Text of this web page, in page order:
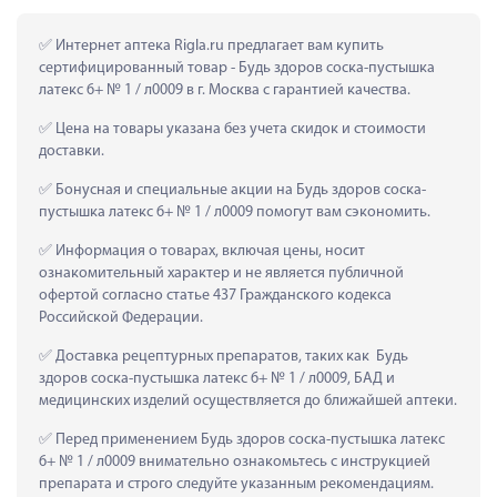
Интернет аптека Rigla.ru предлагает вам купить
сертифицированный товар - Будь здоров соска-пустышка
латекс 6+ № 1 / л0009 в г. Москва с гарантией качества.
Цена на товары указана без учета скидок и стоимости
доставки.
Бонусная и специальные акции на Будь здоров соска-
пустышка латекс 6+ № 1 / л0009 помогут вам сэкономить.
Информация о товарах, включая цены, носит
ознакомительный характер и не является публичной
офертой согласно статье 437 Гражданского кодекса
Российской Федерации.
Доставка рецептурных препаратов, таких как  Будь
здоров соска-пустышка латекс 6+ № 1 / л0009, БАД и
медицинских изделий осуществляется до ближайшей аптеки.
Перед применением Будь здоров соска-пустышка латекс
6+ № 1 / л0009 внимательно ознакомьтесь с инструкцией
препарата и строго следуйте указанным рекомендациям.